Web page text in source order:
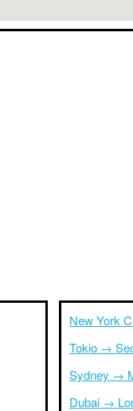
New York
Tokio →
Sydney →
Dubai →